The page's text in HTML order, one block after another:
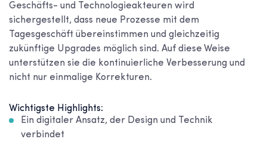
Geschäfts- und Technologieakteuren wird
sichergestellt, dass neue Prozesse mit dem
Tagesgeschäft übereinstimmen und gleichzeitig
zukünftige Upgrades möglich sind. Auf diese Weise
unterstützen sie die kontinuierliche Verbesserung und
nicht nur einmalige Korrekturen.
Wichtigste Highlights:
Ein digitaler Ansatz, der Design und Technik
verbindet